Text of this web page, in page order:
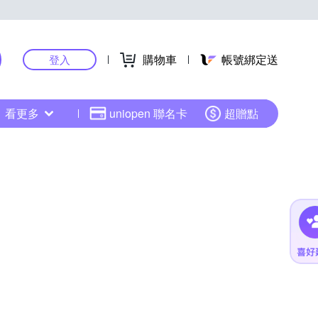
登入 購物車 帳號綁定送
看更多 uniopen 聯名卡 超贈點